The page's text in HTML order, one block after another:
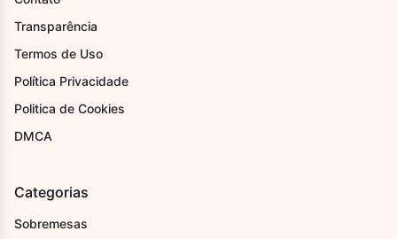
Transparência
Termos de Uso
Política Privacidade
Politica de Cookies
DMCA
Categorias
Sobremesas